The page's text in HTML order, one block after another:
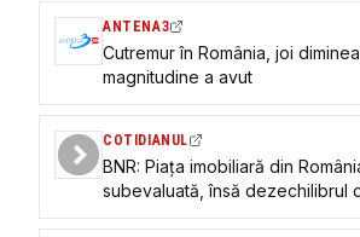
ANTENA3
Cutremur în România, joi
magnitudine a avut
COTIDIANUL
BNR: Piața imobiliară din
subevaluată, însă dezechilibrul
ofertă menține presiunea